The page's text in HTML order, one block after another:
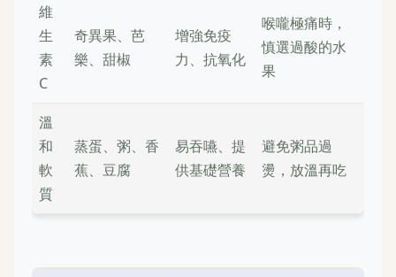
維
生
素
C
奇異果、芭
樂、甜椒
增強免疫
力、抗氧化
喉嚨極痛時，
慎選過酸的水
果
溫
和
軟
質
蒸蛋、粥、香
蕉、豆腐
易吞嚥、提
供基礎營養
避免粥品過
燙，放溫再吃